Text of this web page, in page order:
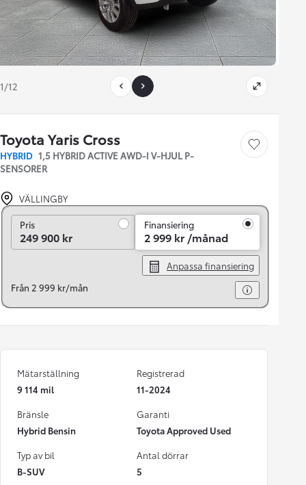
1/12
Toyota Yaris Cross
HYBRID 1,5 HYBRID ACTIVE AWD-I V-HJUL P-
SENSORER
Save car
VÄLLINGBY
PrisPris
249 900 kr
Finansiering
2 999 kr /månad
Anpassa finansiering
Från 2 999 kr/mån
Mätarställning
9 114 mil
Registrerad
11-2024
Bränsle
Hybrid Bensin
Garanti
Toyota Approved Used
Typ av bil
B-SUV
Antal dörrar
5